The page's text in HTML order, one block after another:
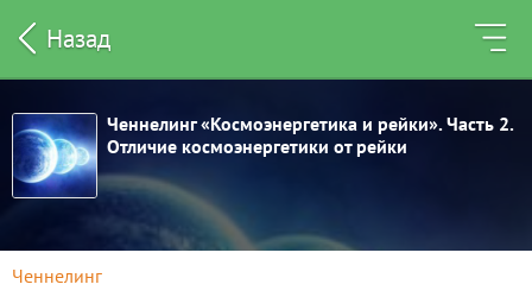
Назад
Ченнелинг «Космоэнергетика и рейки». Часть 2.
Отличие космоэнергетики от рейки
Ченнелинг